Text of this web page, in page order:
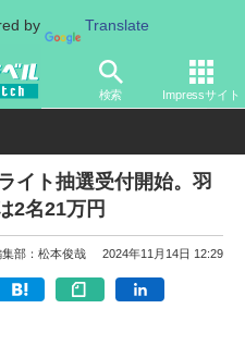
by Translate
検索 Impressサイト
国内エアライン JAL
イト抽選受付開始。羽
2名21万円
集部：松本俊哉 2024年11月14日 12:29